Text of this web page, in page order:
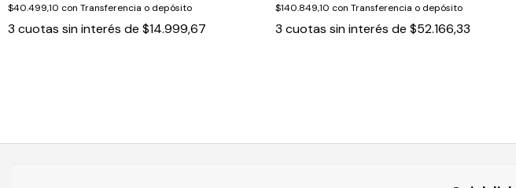
$40.499,10 con Transferencia o depósito
3 cuotas sin interés de $14.999,67
$140.849,10 con Transferencia o depósito
3 cuotas sin interés de $52.166,33